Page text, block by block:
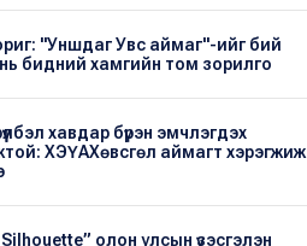
"Уншдаг Увс аймаг"-ийг бий
бидний хамгийн том зорилго
хавдар бүрэн эмчлэгдэх
ХЭҮА​Хөвсгөл аймагт хэрэгжиж
олон улсын үзэсгэлэн